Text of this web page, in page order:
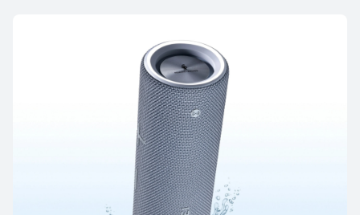
FreeArc Series
HUAWEI FreeArc
Mehr erfahren